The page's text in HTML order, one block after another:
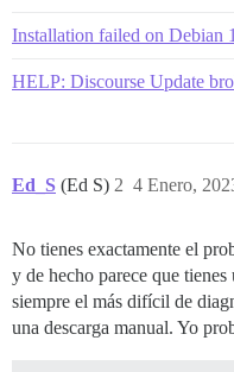
Installation failed on
HELP: Discourse Update
Ed_S (Ed S) 4 Enero,
2
No tienes exactamente el
y de hecho parece que
siempre el más difícil de
una descarga manual. Yo